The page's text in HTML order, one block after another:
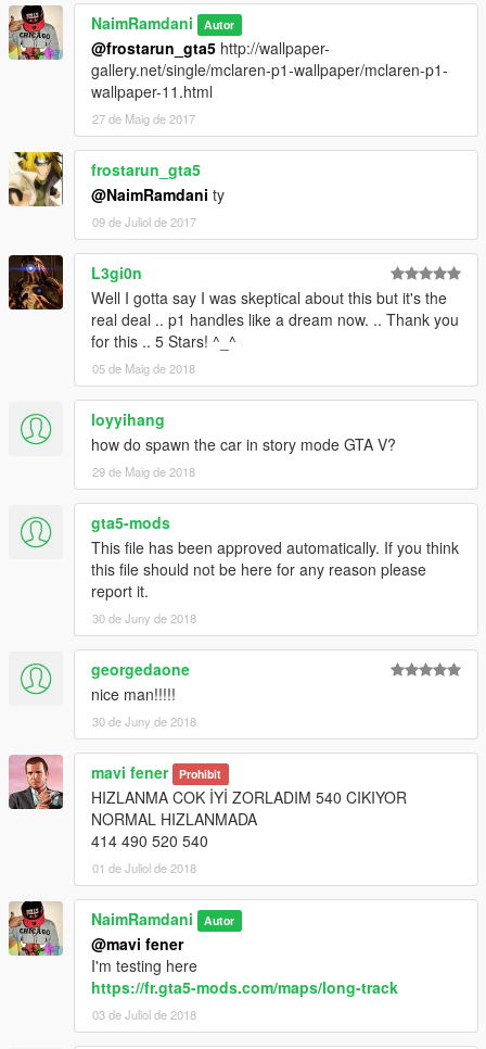
NaimRamdani Autor
@frostarun_gta5 http://wallpaper-
gallery.net/single/mclaren-p1-wallpaper/mclaren-p1-
wallpaper-11.html
27 de Maig de 2017
frostarun_gta5
@NaimRamdani ty
09 de Juliol de 2017
L3gi0n
Well I gotta say I was skeptical about this but it's the
real deal .. p1 handles like a dream now. .. Thank you
for this .. 5 Stars! ^_^
05 de Maig de 2018
loyyihang
how do spawn the car in story mode GTA V?
29 de Maig de 2018
gta5-mods
This file has been approved automatically. If you think
this file should not be here for any reason please
report it.
30 de Juny de 2018
georgedaone
nice man!!!!!
30 de Juny de 2018
mavi fener Prohibit
HIZLANMA COK İYİ ZORLADIM 540 CIKIYOR
NORMAL HIZLANMADA
414 490 520 540
01 de Juliol de 2018
NaimRamdani Autor
@mavi fener
I'm testing here
https://fr.gta5-mods.com/maps/long-track
03 de Juliol de 2018